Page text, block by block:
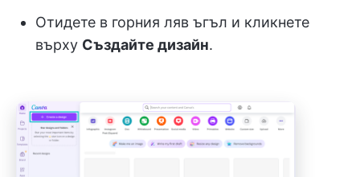
Отидете в горния ляв ъгъл и кликнете
върху Създайте дизайн.